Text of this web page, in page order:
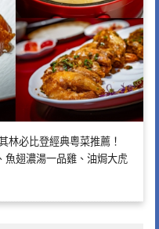
林必比登經典粵菜推薦！
魚翅濃湯一品雞、油焗大虎